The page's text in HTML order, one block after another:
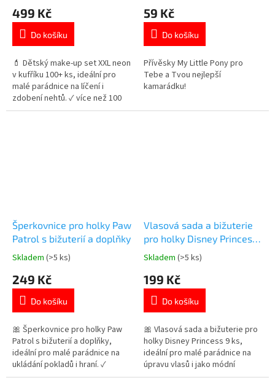
produktu
5,0
5
hvězdiček.
499 Kč
Do košíku
💄 Dětský make-up set XXL neon
v kufříku 100+ ks, ideální pro
malé parádnice na líčení i
zdobení nehtů. ✓ více než 100
doplňků v balení ✓ obsahuje
produktu
5,0
5
hvězdiček.
59 Kč
Do košíku
Přívěsky My Little Pony pro
Tebe a Tvou nejlepší
kamarádku!
Šperkovnice pro holky Paw
Patrol s bižuterií a doplňky
Průměrné
produktu
5,0
5
hvězdiček.
Skladem (>5 ks)
249 Kč
Do košíku
🎀 Šperkovnice pro holky Paw
Patrol s bižuterií a doplňky,
ideální pro malé parádnice na
ukládání pokladů i hraní. ✓
obsahuje šperkovnici se
Vlasová sada a bižuterie
pro holky Disney Princess
9 ks
Průměrné
produktu
5,0
5
hvězdiček.
Skladem (>5 ks)
199 Kč
Do košíku
🎀 Vlasová sada a bižuterie pro
holky Disney Princess 9 ks,
ideální pro malé parádnice na
úpravu vlasů i jako módní
doplněk. ✓ obsahuje gumičky,